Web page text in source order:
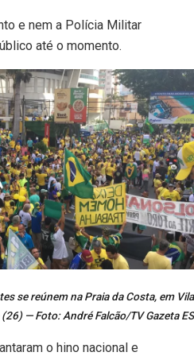
e nem a Polícia Militar
até o momento.
se reúnem na Praia da Costa, em Vila
— Foto: André Falcão/TV Gazeta ES
o hino nacional e